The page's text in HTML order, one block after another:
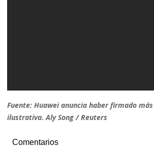
Fuente: Huawei anuncia haber firmado
ilustrativa. Aly Song / Reuters
Comentarios